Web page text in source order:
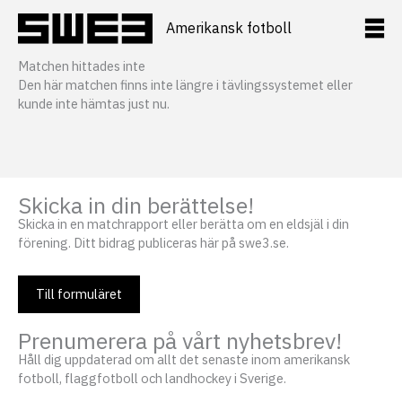
innehåll
Amerikansk fotboll
Matchen hittades inte
Den här matchen finns inte längre i tävlingssystemet eller
kunde inte hämtas just nu.
Skicka in din berättelse!
Skicka in en matchrapport eller berätta om en eldsjäl i din
förening. Ditt bidrag publiceras här på swe3.se.
Till formuläret
Prenumerera på vårt nyhetsbrev!
Håll dig uppdaterad om allt det senaste inom amerikansk
fotboll, flaggfotboll och landhockey i Sverige.